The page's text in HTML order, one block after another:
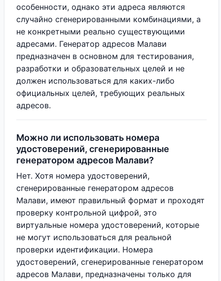
особенности, однако эти адреса являются
случайно сгенерированными комбинациями, а
не конкретными реально существующими
адресами. Генератор адресов Малави
предназначен в основном для тестирования,
разработки и образовательных целей и не
должен использоваться для каких-либо
официальных целей, требующих реальных
адресов.
Можно ли использовать номера
удостоверений, сгенерированные
генератором адресов Малави?
Нет. Хотя номера удостоверений,
сгенерированные генератором адресов
Малави, имеют правильный формат и проходят
проверку контрольной цифрой, это
виртуальные номера удостоверений, которые
не могут использоваться для реальной
проверки идентификации. Номера
удостоверений, сгенерированные генератором
адресов Малави, предназначены только для